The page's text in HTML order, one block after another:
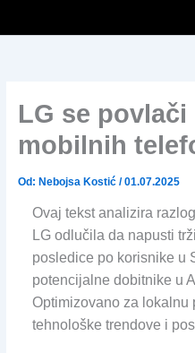
LG se
mobilnih
Od: Nebojsa Kostić /01.07.2025
Ovaj tekst analizira
LG odlučila da napusti
posledice po korisnike u
potencijalne dobitnike u
Optimizovano za lokalnu
tehnološke trendove i